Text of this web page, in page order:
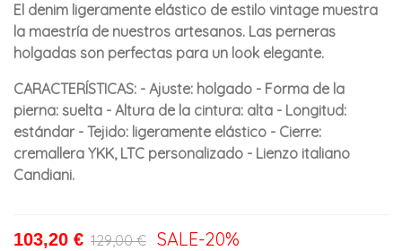
El denim ligeramente elástico de estilo vintage muestra
la maestría de nuestros artesanos. Las perneras
holgadas son perfectas para un look elegante.
CARACTERÍSTICAS: - Ajuste: holgado - Forma de la
pierna: suelta - Altura de la cintura: alta - Longitud:
estándar - Tejido: ligeramente elástico - Cierre:
cremallera YKK, LTC personalizado - Lienzo italiano
Candiani.
103,20 € 129,00 € SALE-20%